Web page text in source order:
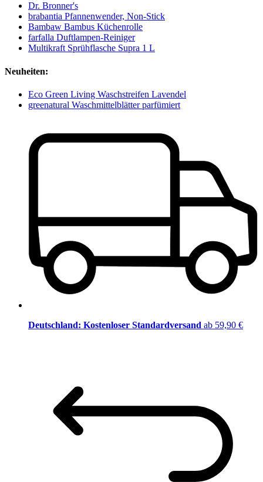
Dr. Bronner's
brabantia Pfannenwender, Non-Stick
Bambaw Bambus Küchenrolle
farfalla Duftlampen-Reiniger
Multikraft Sprühflasche Supra 1 L
Neuheiten:
Eco Green Living Waschstreifen Lavendel
greenatural Waschmittelblätter parfümiert
Deutschland: Kostenloser Standardversand ab 59,90 €